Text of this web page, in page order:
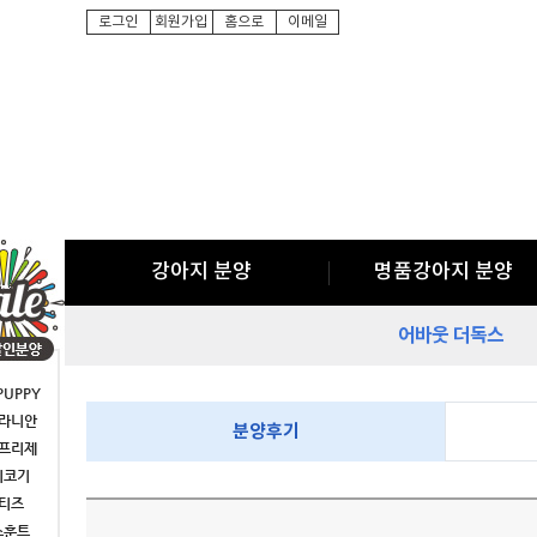
로그인 회원가입 홈으로 이메일
강아지 분양 명품강아지 분양
어바웃 더독스
니안
리제
기
즈
훈트
분양후기